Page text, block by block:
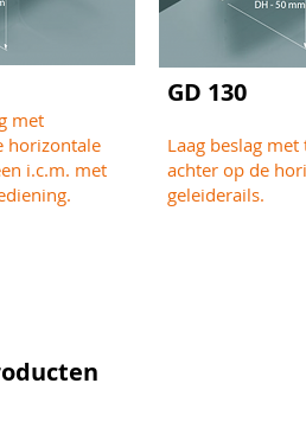
met
horizontale
i.c.m. met
GD 130
Laag beslag
achter op de
geleiderails.